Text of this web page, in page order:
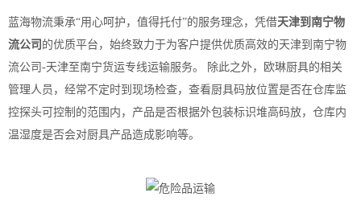
蓝海物流秉承“用心呵护，值得托付”的服务理念，凭借天津到南宁物
流公司 的优质平台，始终致力于为客户提供优质高效的天津到南宁物
流公司-天津至南宁货运专线运输服务。 除此之外，欧琳厨具的相关
管理人员，经常不定时到现场检查，查看厨具码放位置是否在仓库监
控探头可控制的范围内，产品是否根据外包装标识堆高码放，仓库内
温湿度是否会对厨具产品造成影响等。